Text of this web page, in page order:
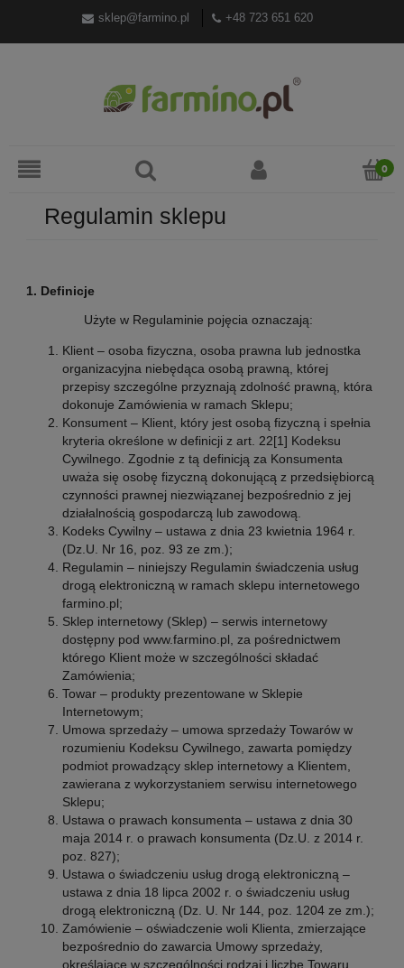
sklep@farmino.pl +48 723 651 620
Regulamin sklepu
1. Definicje
Użyte w Regulaminie pojęcia oznaczają:
Klient – osoba fizyczna, osoba prawna lub jednostka
organizacyjna niebędąca osobą prawną, której
przepisy szczególne przyznają zdolność prawną, która
dokonuje Zamówienia w ramach Sklepu;
Konsument – Klient, który jest osobą fizyczną i spełnia
kryteria określone w definicji z art. 22[1] Kodeksu
Cywilnego. Zgodnie z tą definicją za Konsumenta
uważa się osobę fizyczną dokonującą z przedsiębiorcą
czynności prawnej niezwiązanej bezpośrednio z jej
działalnością gospodarczą lub zawodową.
Kodeks Cywilny – ustawa z dnia 23 kwietnia 1964 r.
(Dz.U. Nr 16, poz. 93 ze zm.);
Regulamin – niniejszy Regulamin świadczenia usług
drogą elektroniczną w ramach sklepu internetowego
farmino.pl;
Sklep internetowy (Sklep) – serwis internetowy
dostępny pod www.farmino.pl, za pośrednictwem
którego Klient może w szczególności składać
Zamówienia;
Towar – produkty prezentowane w Sklepie
Internetowym;
Umowa sprzedaży – umowa sprzedaży Towarów w
rozumieniu Kodeksu Cywilnego, zawarta pomiędzy
podmiot prowadzący sklep internetowy a Klientem,
zawierana z wykorzystaniem serwisu internetowego
Sklepu;
Ustawa o prawach konsumenta – ustawa z dnia 30
maja 2014 r. o prawach konsumenta (Dz.U. z 2014 r.
poz. 827);
Ustawa o świadczeniu usług drogą elektroniczną –
ustawa z dnia 18 lipca 2002 r. o świadczeniu usług
drogą elektroniczną (Dz. U. Nr 144, poz. 1204 ze zm.);
Zamówienie – oświadczenie woli Klienta, zmierzające
bezpośrednio do zawarcia Umowy sprzedaży,
określające w szczególności rodzaj i liczbę Towaru.